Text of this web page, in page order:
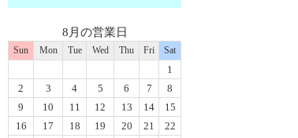
8月の営業日
Sun Mon Tue Wed Thu Fri Sat
1
2
3 4 5 6 7
8
9
10 11 12 13 14
15
16
17 18 19 20 21
22